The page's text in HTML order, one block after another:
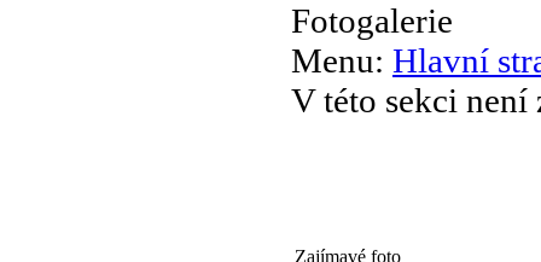
Fotogalerie
Menu: Hlavní
V této sekci není
Zajímavé foto